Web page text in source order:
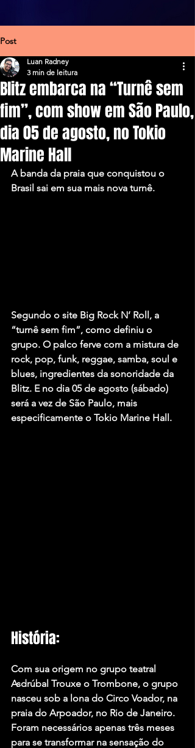
Post
Blitz embarca na “Turnê sem
fim”, com show em São Paulo,
dia 05 de agosto, no Tokio
Marine Hall
Luan Radney
3 min de leitura
A banda da praia que conquistou o
Brasil sai em sua mais nova turnê.
Segundo o site Big Rock N’ Roll, a
“turnê sem fim”, como definiu o
grupo. O palco ferve com a mistura de
rock, pop, funk, reggae, samba, soul e
blues, ingredientes da sonoridade da
Blitz. E no dia 05 de agosto (sábado)
será a vez de São Paulo, mais
especificamente o Tokio Marine Hall.
História:
Com sua origem no grupo teatral
Asdrúbal Trouxe o Trombone, o grupo
nasceu sob a lona do Circo Voador, na
praia do Arpoador, no Rio de Janeiro.
Foram necessários apenas três meses
para se transformar na sensação do